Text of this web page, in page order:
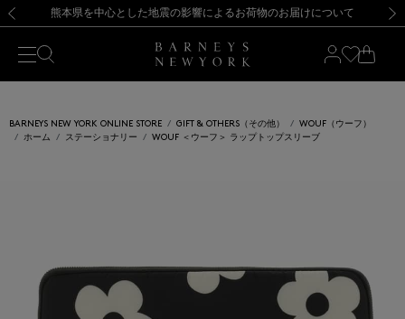
新規登録のお客様も対象！＜MY BARNEYS＞会員のお客様は11,000円（税込）以上のお買上げで常時送料無料！お買い物の際は会員登録を！
【夏季休業に伴う返品・交換承り一時停止のお知らせ】（2026.8.5）
熊本県を中心とした地震の影響によるお荷物のお届けについて
【開催中】SUMMER SALEのご案内・ご注意事項 新規登録のお客様も対象！＜MY BARNEYS＞会員のお客様は11,000円（税込）以上のお買上げで常時送料無料！お買い物の際は会員登録を！
【夏季休業に伴う返品・交換承り一時停止のお知らせ】（2026.8.5）
BARNEYS NEW YORK ONLINE STORE GIFT & OTHERS（その他）
WOUF（ウーフ）
ホーム
ステーショナリー WOUF ＜ウーフ＞ ラップトップスリーブ